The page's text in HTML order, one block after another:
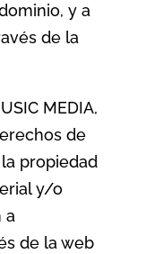
y a
de la
MEDIA,
de
propiedad
y/o
a
de la web